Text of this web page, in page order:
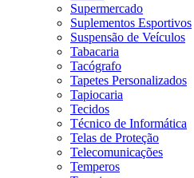
Supermercado
Suplementos Esportivos
Suspensão de Veículos
Tabacaria
Tacógrafo
Tapetes Personalizados
Tapiocaria
Tecidos
Técnico de Informática
Telas de Proteção
Telecomunicações
Temperos